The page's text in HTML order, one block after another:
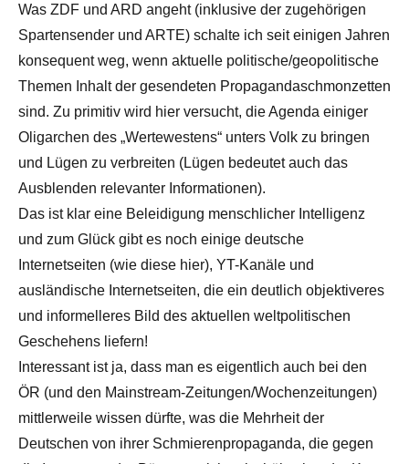
Was ZDF und ARD angeht (inklusive der zugehörigen
Spartensender und ARTE) schalte ich seit einigen Jahren
konsequent weg, wenn aktuelle politische/geopolitische
Themen Inhalt der gesendeten Propagandaschmonzetten
sind. Zu primitiv wird hier versucht, die Agenda einiger
Oligarchen des „Wertewestens“ unters Volk zu bringen
und Lügen zu verbreiten (Lügen bedeutet auch das
Ausblenden relevanter Informationen).
Das ist klar eine Beleidigung menschlicher Intelligenz
und zum Glück gibt es noch einige deutsche
Internetseiten (wie diese hier), YT-Kanäle und
ausländische Internetseiten, die ein deutlich objektiveres
und informelleres Bild des aktuellen weltpolitischen
Geschehens liefern!
Interessant ist ja, dass man es eigentlich auch bei den
ÖR (und den Mainstream-Zeitungen/Wochenzeitungen)
mittlerweile wissen dürfte, was die Mehrheit der
Deutschen von ihrer Schmierenpropaganda, die gegen